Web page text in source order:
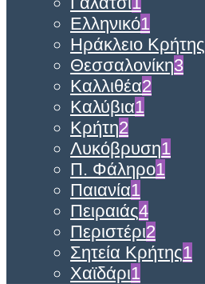
Ελληνικό1
Ηράκλειο Κρήτης
Θεσσαλονίκη3
Καλλιθέα2
Καλύβια1
Κρήτη2
Λυκόβρυση1
Π. Φάληρο1
Παιανία1
Πειραιάς4
Περιστέρι2
Σητεία Κρήτης1
Χαϊδάρι1